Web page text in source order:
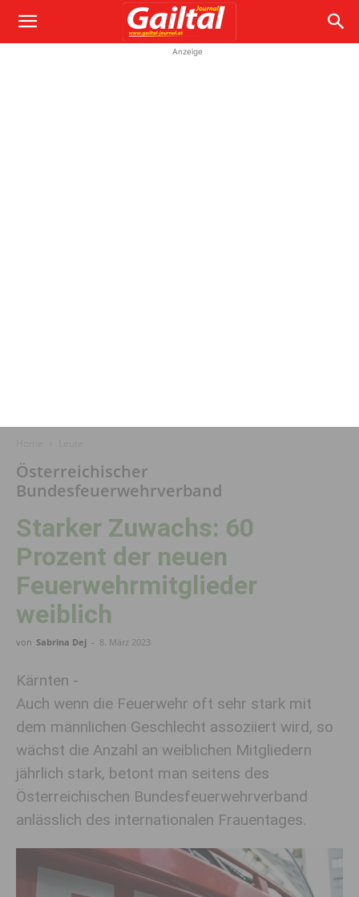
Anzeige
Österreichischer
Bundesfeuerwehrverband
Starker Zuwachs: 60
Prozent der neuen
Feuerwehr­mitglieder
weiblich
von Sabrina Dej - 8. März 2023
Kärnten -
Auch wenn die Feuerwehr oft sehr stark mit
dem männlichen Geschlecht assoziiert wird, so
wächst die Anzahl an weiblichen Mitgliedern
jährlich stark, betont man seitens des
Österreichischen Bundesfeuerwehrverband
anlässlich des internationalen Frauentages.